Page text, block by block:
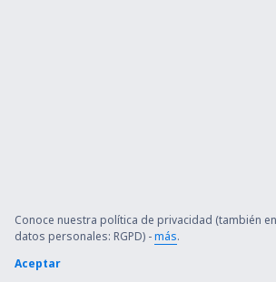
Conoce nuestra política de privacidad (también
datos personales: RGPD) -más.
Aceptar